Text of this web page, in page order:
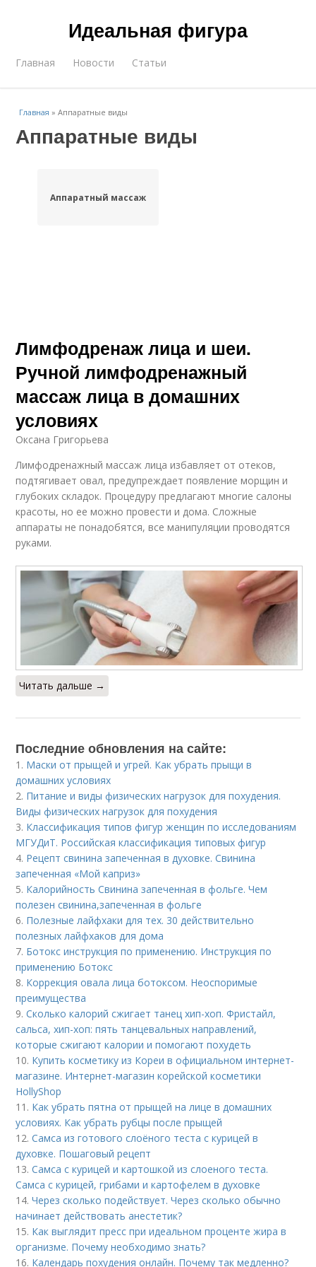
Идеальная фигура
Главная Новости Статьи
Главная »Аппаратные виды
Аппаратные виды
Аппаратный массаж
Лимфодренаж лица и шеи.
Ручной лимфодренажный
массаж лица в домашних
условиях
Оксана Григорьева
Лимфодренажный массаж лица избавляет от отеков,
подтягивает овал, предупреждает появление морщин и
глубоких складок. Процедуру предлагают многие салоны
красоты, но ее можно провести и дома. Сложные
аппараты не понадобятся, все манипуляции проводятся
руками.
Читать дальше →
Последние обновления на сайте:
1. Маски от прыщей и угрей. Как убрать прыщи в
домашних условиях
2. Питание и виды физических нагрузок для похудения.
Виды физических нагрузок для похудения
3. Классификация типов фигур женщин по исследованиям
МГУДиТ. Российская классификация типовых фигур
4. Рецепт свинина запеченная в духовке. Свинина
запеченная «Мой каприз»
5. Калорийность Свинина запеченная в фольге. Чем
полезен свинина,запеченная в фольге
6. Полезные лайфхаки для тех. 30 действительно
полезных лайфхаков для дома
7. Ботокс инструкция по применению. Инструкция по
применению Ботокс
8. Коррекция овала лица ботоксом. Неоспоримые
преимущества
9.Сколько калорий сжигает танец хип-хоп. Фристайл,
сальса, хип-хоп: пять танцевальных направлений,
которые сжигают калории и помогают похудеть
10. Купить косметику из Кореи в официальном интернет-
магазине. Интернет-магазин корейской косметики
HollyShop
11. Как убрать пятна от прыщей на лице в домашних
условиях. Как убрать рубцы после прыщей
12.Самса из готового слоёного теста с курицей в
духовке. Пошаговый рецепт
13.Самса с курицей и картошкой из слоеного теста.
Самса с курицей, грибами и картофелем в духовке
14.Через сколько подействует. Через сколько обычно
начинает действовать анестетик?
15. Как выглядит пресс при идеальном проценте жира в
организме. Почему необходимо знать?
16. Календарь похудения онлайн. Почему так медленно?